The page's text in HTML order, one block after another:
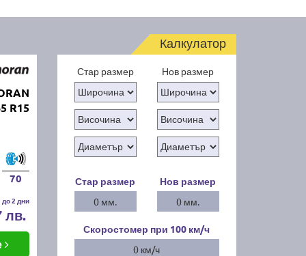
R15
70
до 2 дни
лв.
Калкулатор
Стар размер Нов размер
Стар размер
0 мм.
Нов размер
0 мм.
Скоростомер при 100 км/ч
0 км/ч